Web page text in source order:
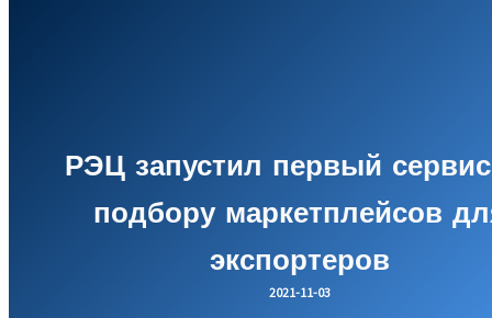
РЭЦ запустил первый
подбору маркетплейсов
экспортеров
2021-11-03